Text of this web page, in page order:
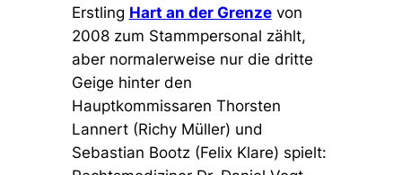
Erstling Hart an der Grenzevon
2008 zum Stammpersonal zählt,
aber normalerweise nur die dritte
Geige hinter den
Hauptkommissaren Thorsten
Lannert (Richy Müller) und
Sebastian Bootz (Felix Klare) spielt: